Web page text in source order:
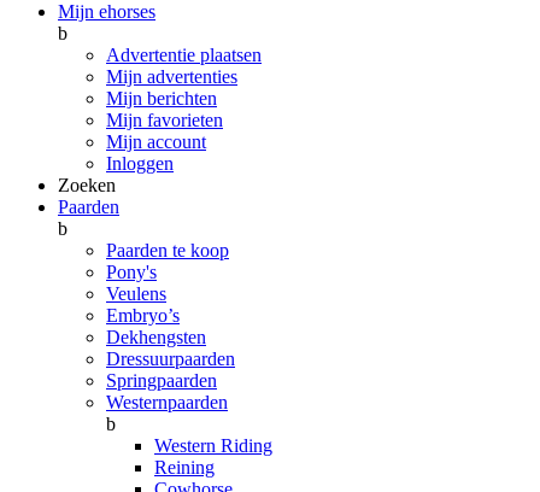
Mijn ehorses
b
Advertentie plaatsen
Mijn advertenties
Mijn berichten
Mijn favorieten
Mijn account
Inloggen
Zoeken
Paarden
b
Paarden te koop
Pony's
Veulens
Embryo’s
Dekhengsten
Dressuurpaarden
Springpaarden
Westernpaarden
b
Western Riding
Reining